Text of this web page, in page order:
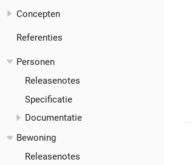
Concepten
Referenties
Personen
Releasenotes
Specificatie
Documentatie
Bewoning
Releasenotes